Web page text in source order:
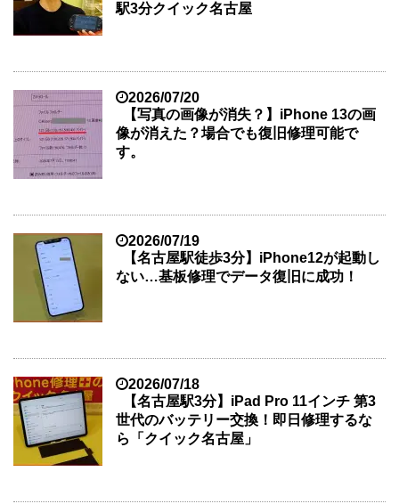
駅3分クイック名古屋
2026/07/20
【写真の画像が消失？】iPhone 13の画
像が消えた？場合でも復旧修理可能で
す。
2026/07/19
【名古屋駅徒歩3分】iPhone12が起動し
ない…基板修理でデータ復旧に成功！
2026/07/18
【名古屋駅3分】iPad Pro 11インチ 第3
世代のバッテリー交換！即日修理するな
ら「クイック名古屋」